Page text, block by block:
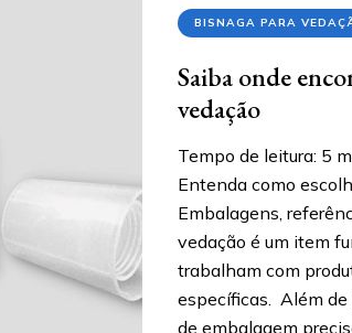
BISNAGA PARA
Saiba onde
vedação
Tempo de leitura: 5
Entenda como
Embalagens,
vedação é um item
trabalham com
específicas. Além de
de embalagem